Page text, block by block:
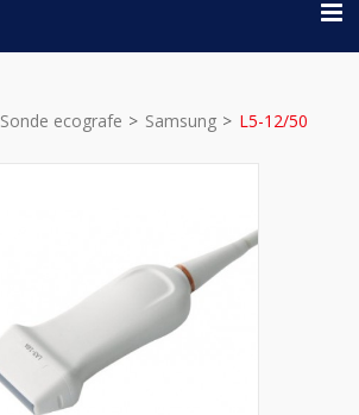
Sonde ecografe > Samsung > L5-12/50